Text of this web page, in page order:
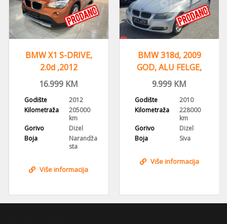
BMW X1 S-DRIVE,
2.0d ,2012
GODINA,ALU FELGE
16.999 KM
Godište
2012
Kilometraža
205000
km
Gorivo
Dizel
Boja
Narandža
sta
Više informacija
BMW 318d, 2009
GOD, ALU FELGE,
DVOZONSKA KLIMA
9.999 KM
Godište
2010
Kilometraža
228000
km
Gorivo
Dizel
Boja
Siva
Više informacija